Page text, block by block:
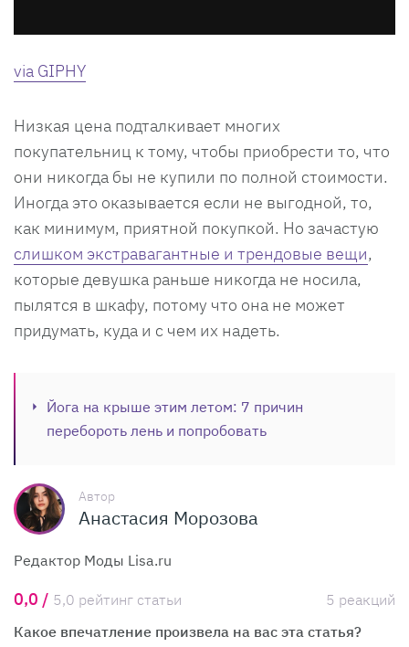
via GIPHY
Низкая цена подталкивает многих
покупательниц к тому, чтобы приобрести то, что
они никогда бы не купили по полной стоимости.
Иногда это оказывается если не выгодной, то,
как минимум, приятной покупкой. Но зачастую
слишком экстравагантные и трендовые вещи,
которые девушка раньше никогда не носила,
пылятся в шкафу, потому что она не может
придумать, куда и с чем их надеть.
Йога на крыше этим летом: 7 причин
перебороть лень и попробовать
Автор
Анастасия Морозова
Редактор Моды Lisa.ru
0,0 / 5,0 рейтинг статьи
5 реакций
Какое впечатление произвела на вас эта статья?